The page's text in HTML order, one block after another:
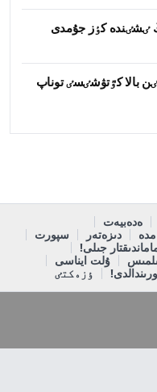
بالا كٷتۋشٸسٸ توناپ
ەدەبيەت
دىزەتەر
سپورت
جىلى!
ۇلت ايناسى
ٶزەكتٸ